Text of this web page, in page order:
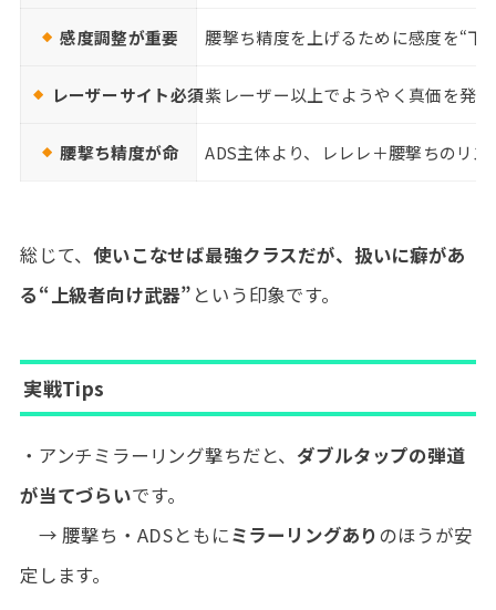
感度調整が重要 腰撃ち精度を上げるために感度を“下
レーザーサイト必須紫レーザー以上でようやく真価を発揮
腰撃ち精度が命 ADS主体より、レレレ＋腰撃ちのリ
総じて、使いこなせば最強クラスだが、扱いに癖があ
る“上級者向け武器” という印象です。
実戦Tips
・アンチミラーリング撃ちだと、 ダブルタップの弾道
が当てづらいです。
→ 腰撃ち・ADSともにミラーリングありのほうが安
定します。